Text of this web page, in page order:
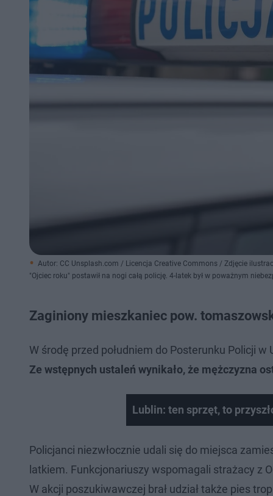
Autor: CC Unsplash.com / Licencja Creative Commons / Zdjęcie
"Ojciec roku" postawił na nogi całą policję. 4-latek był w poważnym
Zaginiony mieszkaniec pow.
W środę przed południem do Posterunku Policji
Ze wstępnych ustaleń wynikało, że mężczyzna
Lublin: ten sprzęt, to
Policjanci niezwłocznie udali się do miejsca
latkiem. Funkcjonariuszy wspomagali strażacy z
W akcji poszukiwawczej brał udział także pies